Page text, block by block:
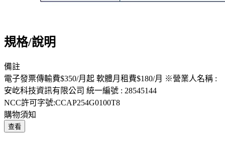
規格/說明
備註
電子發票傳輸費$350/月起 軟體月租費$180/月 ※營業人名稱 :
安屹科技資訊有限公司 統一編號 : 28545144
NCC許可字號:CCAP254G0100T8
購物須知
查看